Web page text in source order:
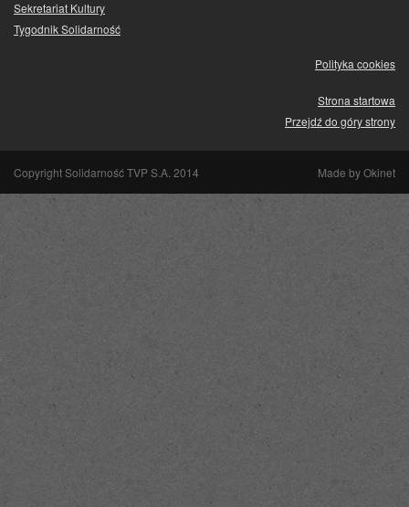
Sekretariat Kultury
Tygodnik Solidarność
Polityka cookies
Strona startowa
Przejdź do góry strony
Copyright Solidarność TVP S.A. 2014 Made byOkinet